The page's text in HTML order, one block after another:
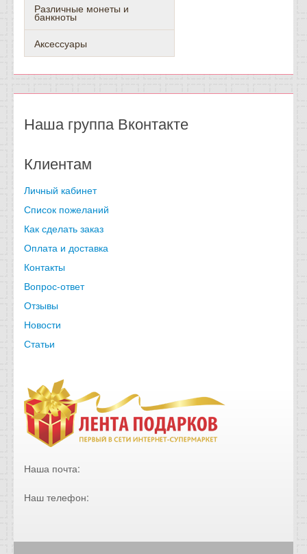
Различные монеты и
банкноты
Аксессуары
Наша группа Вконтакте
Клиентам
Личный кабинет
Список пожеланий
Как сделать заказ
Оплата и доставка
Контакты
Вопрос-ответ
Отзывы
Новости
Статьи
Наша почта:
Наш телефон: